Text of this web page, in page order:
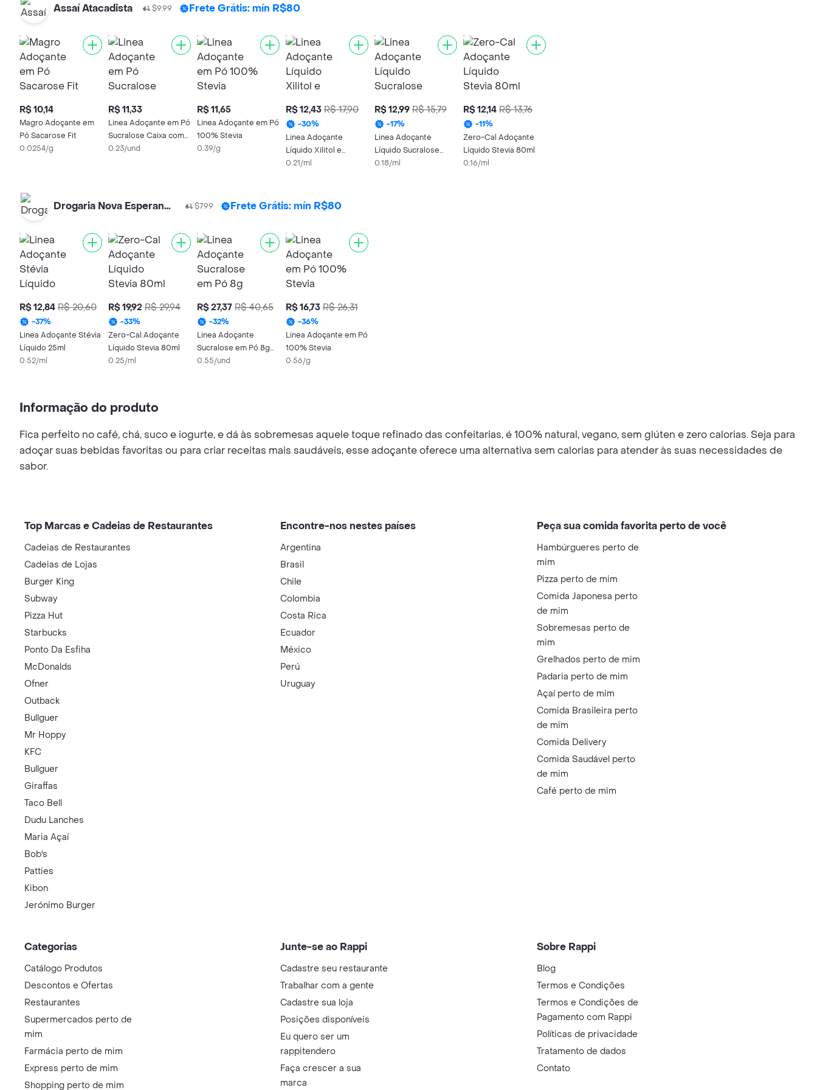
Assaí Atacadista $9.99 Frete Grátis: mín R$80
R$ 10,14
Magro Adoçante em
Pó Sacarose Fit
0.0254/g
R$ 11,33
Linea Adoçante em Pó
Sucralose Caixa com
50 Sachês 0.8g
0.23/und
R$ 11,65
Linea Adoçante em Pó
100% Stevia
0.39/g
R$ 12,43 R$ 17,90
-30%
Linea Adoçante
Líquido Xilitol e
Sucralose
0.21/ml
R$ 12,99 R$ 15,79
-17%
Linea Adoçante
Líquido Sucralose
Gotas 75ml
0.18/ml
R$ 12,14 R$ 13,76
-11%
Zero-Cal Adoçante
Líquido Stevia 80ml
0.16/ml
Drogaria Nova Esperança $7.99 Frete Grátis: mín R$80
R$ 12,84 R$ 20,60
-37%
Linea Adoçante Stévia
Líquido 25ml
0.52/ml
R$ 19,92 R$ 29,94
-33%
Zero-Cal Adoçante
Líquido Stevia 80ml
0.25/ml
R$ 27,37 R$ 40,65
-32%
Linea Adoçante
Sucralose em Pó 8g
Pack 3x50 Envelopes
0.55/und
R$ 16,73 R$ 26,31
-36%
Linea Adoçante em Pó
100% Stevia
0.56/g
Informação do produto
Fica perfeito no café, chá, suco e iogurte, e dá às sobremesas aquele toque refinado das confeitarias, é 100% natural, vegano, sem glúten e zero calorias. Seja para
adoçar suas bebidas favoritas ou para criar receitas mais saudáveis, esse adoçante oferece uma alternativa sem calorias para atender às suas necessidades de
sabor.
Top Marcas e Cadeias de Restaurantes
Cadeias de Restaurantes
Cadeias de Lojas
Burger King
Subway
Pizza Hut
Starbucks
Ponto Da Esfiha
McDonalds
Ofner
Outback
Bullguer
Mr Hoppy
KFC
Bullguer
Giraffas
Taco Bell
Dudu Lanches
Maria Açaí
Bob's
Patties
Kibon
Jerónimo Burger
Encontre-nos nestes países
Argentina
Brasil
Chile
Colombia
Costa Rica
Ecuador
México
Perú
Uruguay
Peça sua comida favorita perto de você
Hambúrgueres perto de
mim
Pizza perto de mim
Comida Japonesa perto
de mim
Sobremesas perto de
mim
Grelhados perto de mim
Padaria perto de mim
Açaí perto de mim
Comida Brasileira perto
de mim
Comida Delivery
Comida Saudável perto
de mim
Café perto de mim
Categorias
Catálogo Produtos
Descontos e Ofertas
Restaurantes
Supermercados perto de
mim
Farmácia perto de mim
Express perto de mim
Shopping perto de mim
Junte-se ao Rappi
Cadastre seu restaurante
Trabalhar com a gente
Cadastre sua loja
Posições disponíveis
Eu quero ser um
rappitendero
Faça crescer a sua
marca
Sobre Rappi
Blog
Termos e Condições
Termos e Condições de
Pagamento com Rappi
Políticas de privacidade
Tratamento de dados
Contato